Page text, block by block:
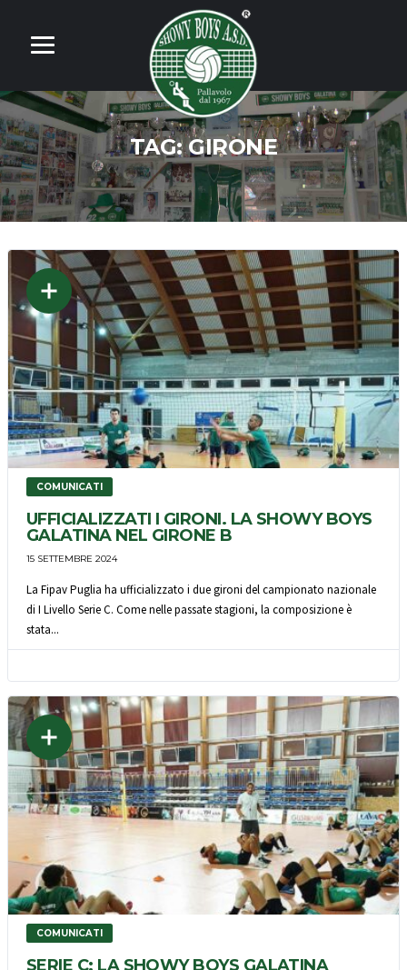
TAG:GIRONE
COMUNICATI
UFFICIALIZZATI I GIRONI. LA SHOWY BOYS
GALATINA NEL GIRONE B
15 SETTEMBRE 2024
La Fipav Puglia ha ufficializzato i due gironi del campionato nazionale
di I Livello Serie C. Come nelle passate stagioni, la composizione è
stata...
COMUNICATI
SERIE C: LA SHOWY BOYS GALATINA